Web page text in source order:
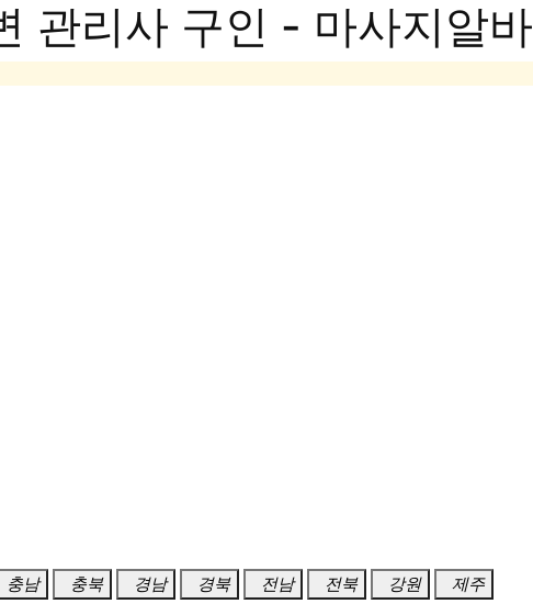
관리사 구인 - 마사지알바
충남 충북 경남 경북 전남 전북 강원 제주